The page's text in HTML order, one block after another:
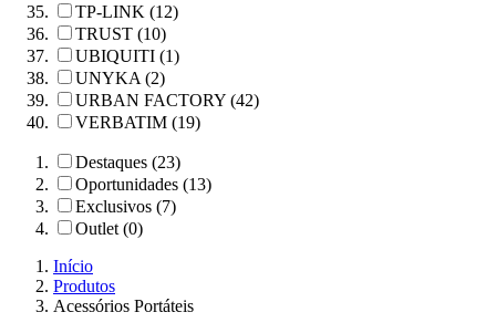
TP-LINK (12)
TRUST (10)
UBIQUITI (1)
UNYKA (2)
URBAN FACTORY (42)
VERBATIM (19)
Destaques (23)
Oportunidades (13)
Exclusivos (7)
Outlet (0)
Início
Produtos
Acessórios Portáteis